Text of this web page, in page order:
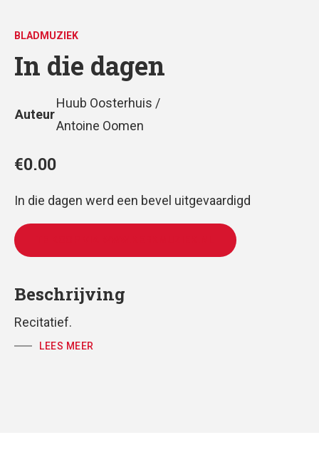
BLADMUZIEK
In die dagen
Auteur
Huub Oosterhuis /
Antoine Oomen
€0.00
In die dagen werd een bevel uitgevaardigd
Beschrijving
Recitatief.
LEES MEER